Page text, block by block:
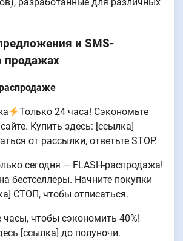
и SMS-
продажах
Только 24 часа! Сэкономьте
Купить здесь: [ссылка]
от рассылки, ответьте STOP.
сегодня — FLASH-распродажа!
бестселлеры. Начните покупки
СТОП, чтобы отписаться.
часы, чтобы сэкономить 40%!
[ссылка] до полуночи.